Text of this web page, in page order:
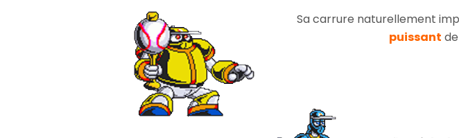
Sa carrure naturellement
puissant